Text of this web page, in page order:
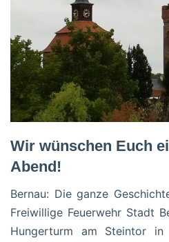
Wir wünschen Euch
Abend!
Bernau: Die ganze
Freiwillige Feuerwehr Stadt
Hungerturm am Steintor